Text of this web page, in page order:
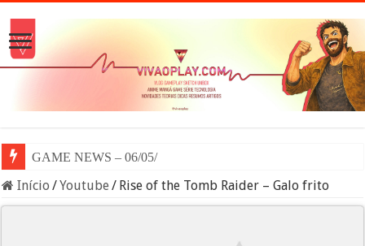
GAME NEWS – 06/05/2024
Início /Youtube / Rise of the Tomb Raider – Galo frito